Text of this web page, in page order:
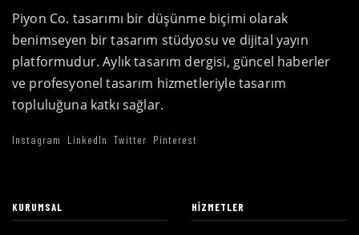
Piyon Co. tasarımı bir düşünme biçimi olarak
benimseyen bir tasarım stüdyosu ve dijital yayın
platformudur. Aylık tasarım dergisi, güncel haberler
ve profesyonel tasarım hizmetleriyle tasarım
topluluğuna katkı sağlar.
Instagram LinkedIn Twitter Pinterest
KURUMSAL HIZMETLER